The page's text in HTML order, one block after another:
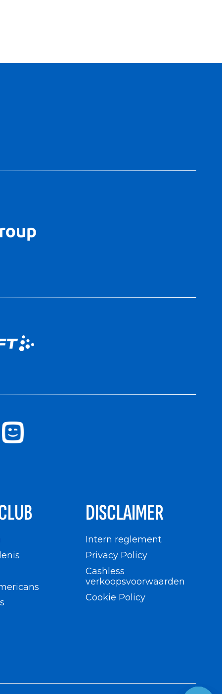
DISCLAIMER
Intern reglement
Privacy Policy
Cashless
verkoopsvoorwaarden
Cookie Policy